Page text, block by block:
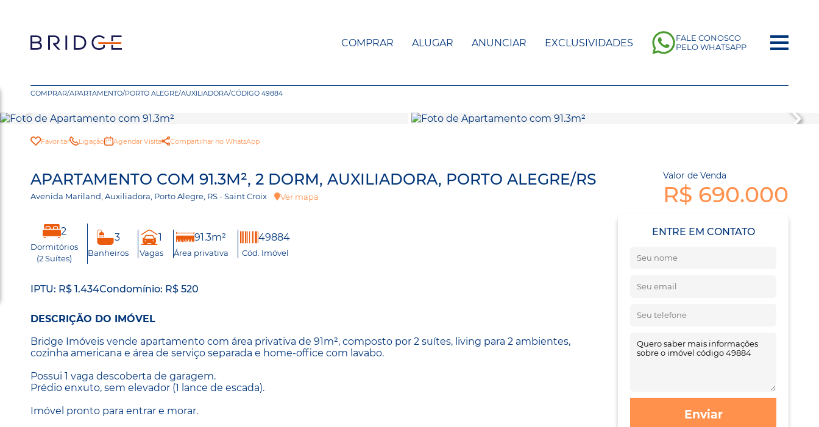
COMPRAR ALUGAR ANUNCIAR EXCLUSIVIDADES
FALE CONOSCO
PELO WHATSAPP
COMPRAR/APARTAMENTO/PORTO ALEGRE/AUXILIADORA/CÓDIGO 49884
Favoritar Ligação Agendar Visita Compartilhar no WhatsApp
APARTAMENTO COM 91.3M², 2 DORM, AUXILIADORA, PORTO ALEGRE/RS
Avenida Mariland, Auxiliadora, Porto Alegre, RS - Saint Croix Ver mapa
Valor de Venda
R$ 690.000
2
Dormitórios
(2 Suítes)
3
Banheiros
1
Vagas
91.3m²
Área privativa
49884
Cód. Imóvel
IPTU: R$ 1.434Condomínio: R$ 520
DESCRIÇÃO DO IMÓVEL
Bridge Imóveis vende apartamento com área privativa de 91m², composto por 2 suítes, living para 2 ambientes,
cozinha americana e área de serviço separada e home-office com lavabo.
Possui 1 vaga descoberta de garagem.
Prédio enxuto, sem elevador (1 lance de escada).
Imóvel pronto para entrar e morar.
ENTRE EM CONTATO
Enviar